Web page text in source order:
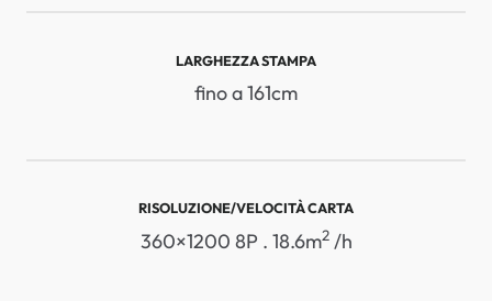
LARGHEZZA STAMPA
fino a 161cm
RISOLUZIONE/VELOCITÀ CARTA
360×1200 8P . 18.6m2/h